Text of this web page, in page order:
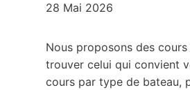
28 Mai 2026
Nous proposons des
trouver celui qui convient
cours par type de bateau,